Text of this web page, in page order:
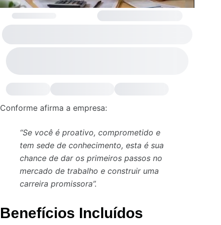
Conforme afirma a empresa:
“Se você é proativo, comprometido e
tem sede de conhecimento, esta é sua
chance de dar os primeiros passos no
mercado de trabalho e construir uma
carreira promissora”.
Benefícios Incluídos